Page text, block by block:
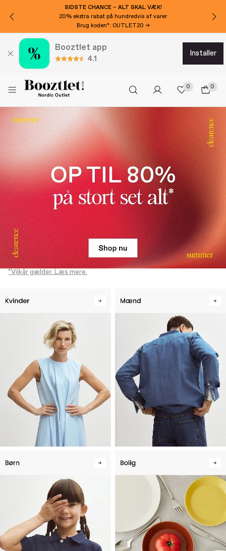
SIDSTE CHANCE – ALT SKAL VÆK!
20% ekstra rabat på hundredvis af varer
Brug koden*: OUTLET20 →
Booztlet app
4.1
installer
0 0
*Vilkår gælder. Læs mere.